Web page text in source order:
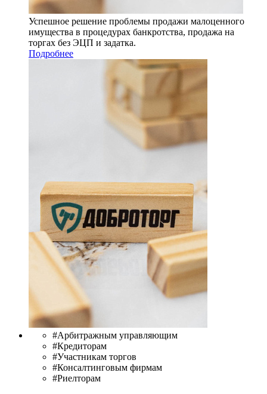
Успешное решение проблемы продажи малоценного
имущества в процедурах банкротства, продажа на
торгах без ЭЦП и задатка.
Подробнее
#Арбитражным управляющим
#Кредиторам
#Участникам торгов
#Консалтинговым фирмам
#Риелторам